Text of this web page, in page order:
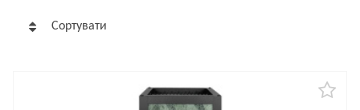
Сортувати